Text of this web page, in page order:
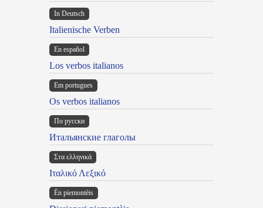
In Deutsch
Italienische Verben
En español
Los verbos italianos
Em portugues
Os verbos italianos
По русски
Итальянские глаголы
Στα ελληνικά
Ιταλικό Λεξικό
Ën piemontèis